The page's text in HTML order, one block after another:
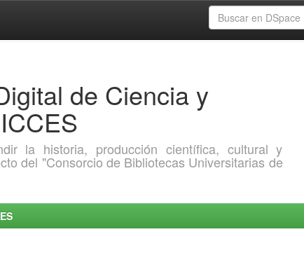
de Ciencia y
la historia, producción científica, cultural y
del "Consorcio de Bibliotecas Universitarias de